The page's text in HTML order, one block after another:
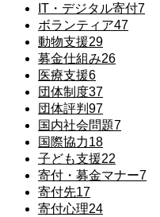
IT・デジタル寄付7
ボランティア47
動物支援29
募金仕組み26
医療支援6
団体制度37
団体評判 97
国内社会問題7
国際協力18
子ども支援22
寄付・募金マナー7
寄付先17
寄付心理24